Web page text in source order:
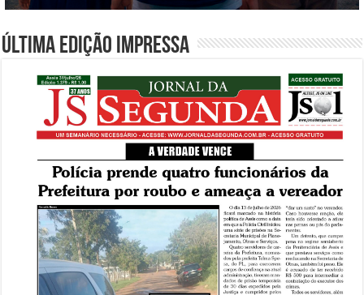
Última edição impressa